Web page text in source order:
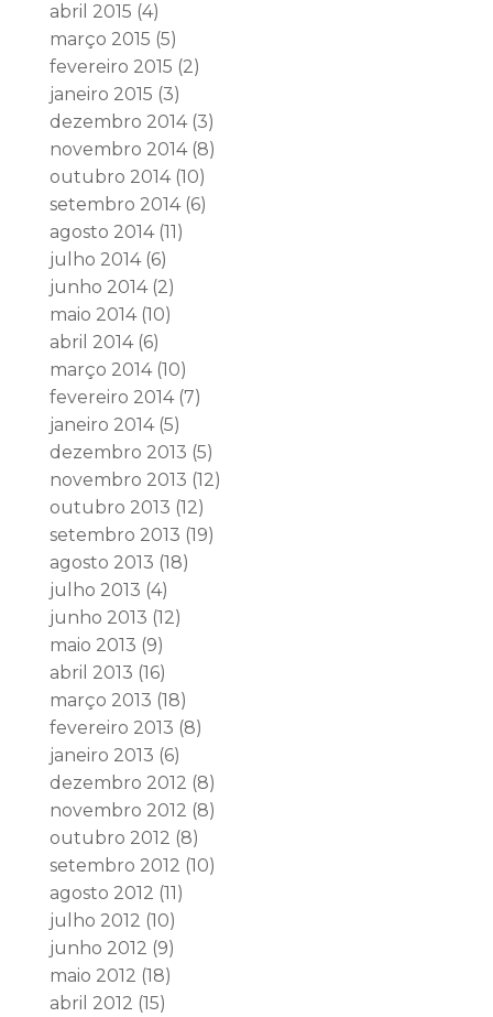
abril 2015 (4)
março 2015 (5)
fevereiro 2015 (2)
janeiro 2015 (3)
dezembro 2014(3)
novembro 2014(8)
outubro 2014(10)
setembro 2014(6)
agosto 2014(11)
julho 2014(6)
junho 2014(2)
maio 2014(10)
abril 2014(6)
março 2014(10)
fevereiro 2014(7)
janeiro 2014(5)
dezembro 2013 (5)
novembro 2013 (12)
outubro 2013 (12)
setembro 2013 (19)
agosto 2013 (18)
julho 2013 (4)
junho 2013 (12)
maio 2013 (9)
abril 2013 (16)
março 2013 (18)
fevereiro 2013 (8)
janeiro 2013 (6)
dezembro 2012 (8)
novembro 2012 (8)
outubro 2012 (8)
setembro 2012 (10)
agosto 2012 (11)
julho 2012 (10)
junho 2012 (9)
maio 2012 (18)
abril 2012 (15)